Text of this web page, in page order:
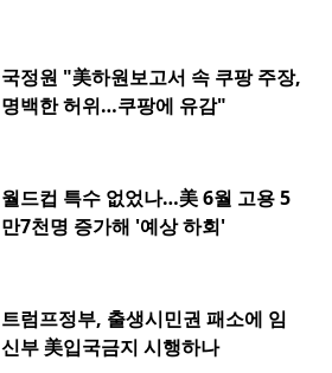
국정원 "美하원보고서 속 쿠팡 주장,
명백한 허위…쿠팡에 유감"
월드컵 특수 없었나…美 6월 고용 5
만7천명 증가해 '예상 하회'
트럼프정부, 출생시민권 패소에 임
신부 美입국금지 시행하나